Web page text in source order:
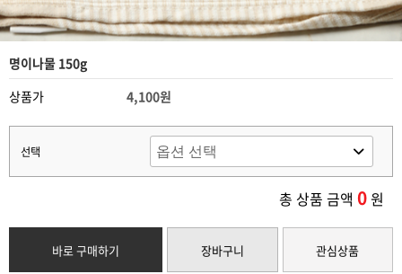
명이나물 150g
상품가
4,100원
선택
총 상품 금액 0원
바로 구매하기 장바구니 관심상품